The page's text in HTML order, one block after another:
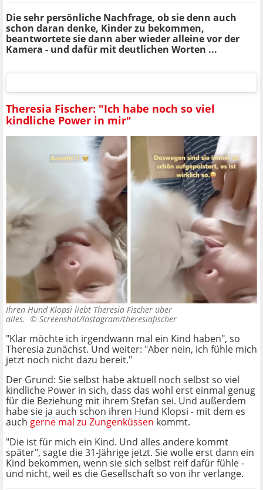
Die sehr persönliche Nachfrage, ob sie denn auch
schon daran denke, Kinder zu bekommen,
beantwortete sie dann aber wieder alleine vor der
Kamera - und dafür mit deutlichen Worten ...
Theresia Fischer: "Ich habe noch so viel
kindliche Power in mir"
Ihren Hund Klopsi liebt Theresia Fischer über
alles. © Screenshot/Instagram/theresiafischer
"Klar möchte ich irgendwann mal ein Kind haben", so
Theresia zunächst. Und weiter: "Aber nein, ich fühle mich
jetzt noch nicht dazu bereit."
Der Grund: Sie selbst habe aktuell noch selbst so viel
kindliche Power in sich, dass das wohl erst einmal genug
für die Beziehung mit ihrem Stefan sei. Und außerdem
habe sie ja auch schon ihren Hund Klopsi - mit dem es
auch gerne mal zu Zungenküssen kommt.
"Die ist für mich ein Kind. Und alles andere kommt
später", sagte die 31-Jährige jetzt. Sie wolle erst dann ein
Kind bekommen, wenn sie sich selbst reif dafür fühle -
und nicht, weil es die Gesellschaft so von ihr verlange.